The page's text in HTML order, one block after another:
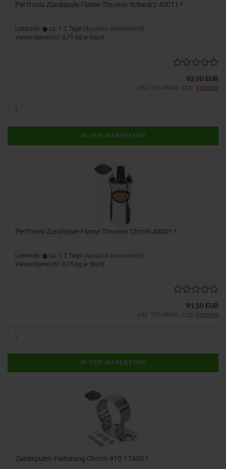
PerTronix Zündspule Flame-Thrower Schwarz 40011 *
Lieferzeit: ca. 1-2 Tage (Ausland abweichend)
Versandgewicht: 0,75 kg je Stück
93,00 EUR
inkl. 19% MwSt. zzgl. Versand
IN DEN WARENKORB
PerTronix Zündspule Flame-Thrower Chrom 40001 *
Lieferzeit: ca. 1-2 Tage (Ausland abweichend)
Versandgewicht: 0,75 kg je Stück
91,50 EUR
inkl. 19% MwSt. zzgl. Versand
IN DEN WARENKORB
Zündspulen-Halterung Chrom 910-17490 *